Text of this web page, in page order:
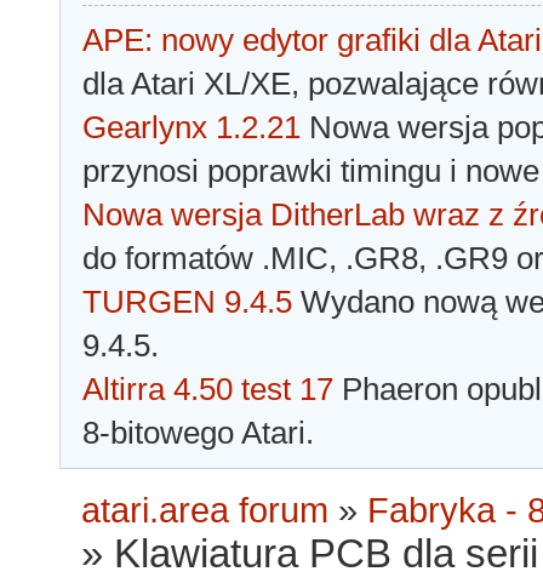
APE: nowy edytor grafiki dla Atari
dla Atari XL/XE, pozwalające
Gearlynx 1.2.21 Nowa wersja
przynosi poprawki timingu i
Nowa wersja DitherLab wraz z
do formatów .MIC, .GR8, .GR9
TURGEN 9.4.5 Wydano nową
9.4.5.
Altirra 4.50 test 17 Phaeron
8-bitowego Atari.
atari.area forum » Fabryka -
» Klawiatura PCB dla